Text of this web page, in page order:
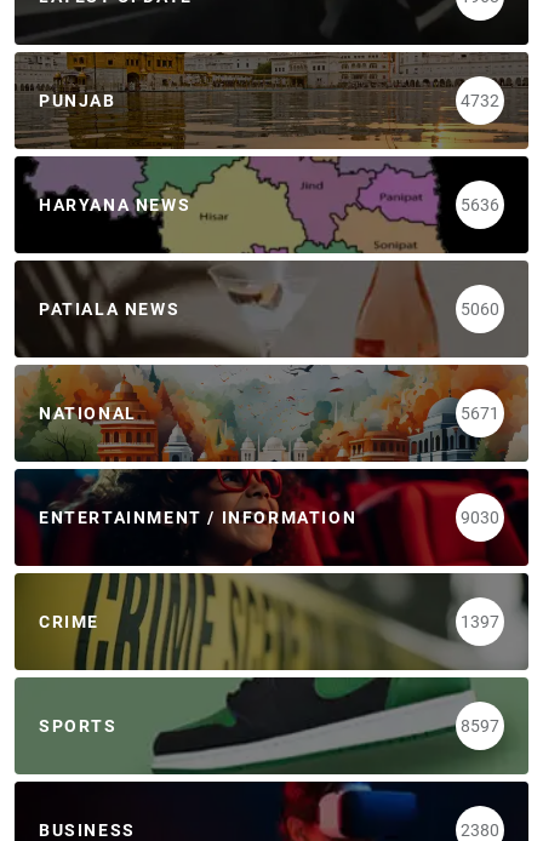
PUNJAB 4732
HARYANA NEWS 5636
PATIALA NEWS 5060
NATIONAL 5671
ENTERTAINMENT / INFORMATION 9030
CRIME 1397
SPORTS 8597
BUSINESS 2380